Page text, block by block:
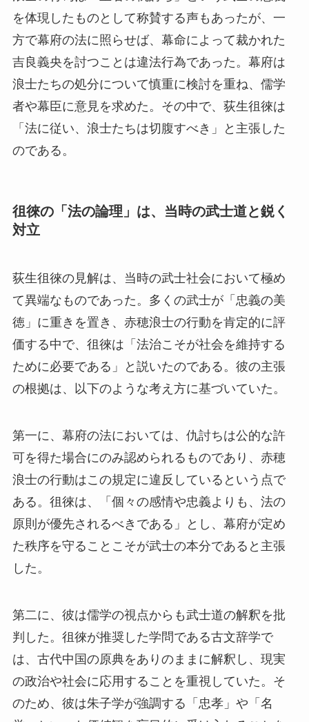
を体現したものとして称賛する声もあったが、一
方で幕府の法に照らせば、幕命によって裁かれた
吉良義央を討つことは違法行為であった。幕府は
浪士たちの処分について慎重に検討を重ね、儒学
者や幕臣に意見を求めた。その中で、荻生徂徠は
「法に従い、浪士たちは切腹すべき」と主張した
のである。
徂徠の「法の論理」は、当時の武士道と鋭く
対立
荻生徂徠の見解は、当時の武士社会において極め
て異端なものであった。多くの武士が「忠義の美
徳」に重きを置き、赤穂浪士の行動を肯定的に評
価する中で、徂徠は「法治こそが社会を維持する
ために必要である」と説いたのである。彼の主張
の根拠は、以下のような考え方に基づいていた。
第一に、幕府の法においては、仇討ちは公的な許
可を得た場合にのみ認められるものであり、赤穂
浪士の行動はこの規定に違反しているという点で
ある。徂徠は、「個々の感情や忠義よりも、法の
原則が優先されるべきである」とし、幕府が定め
た秩序を守ることこそが武士の本分であると主張
した。
第二に、彼は儒学の視点からも武士道の解釈を批
判した。徂徠が推奨した学問である古文辞学で
は、古代中国の原典をありのままに解釈し、現実
の政治や社会に応用することを重視していた。そ
のため、彼は朱子学が強調する「忠孝」や「名